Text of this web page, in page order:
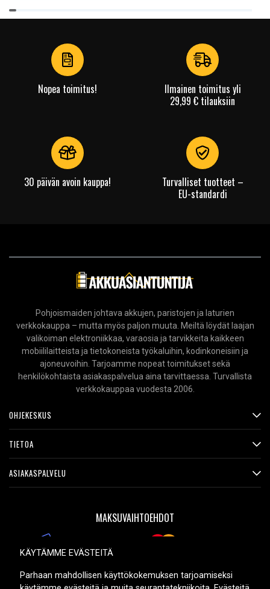
Item
1
Nopea toimitus!
Ilmainen toimitus yli
29,99 € tilauksiin
30 päivän avoin kauppa!
Turvalliset tuotteet –
EU-standardi
Pohjoismaiden johtava akkujen, paristojen ja laturien
verkkokauppa – mutta myös paljon muuta. Meiltä löydät laajan
valikoiman elektroniikkaa, varaosia ja tarvikkeita kaikkeen
mobiililaitteista ja tietokoneista työkaluihin, kodinkoneisiin ja
ajoneuvoihin. Tarjoamme nopeat toimitukset sekä
henkilökohtaista asiakaspalvelua aina tarvittaessa. Turvallista
verkkokauppaa vuodesta 2006.
OHJEKESKUS
TIETOA
ASIAKASPALVELU
MAKSUVAIHTOEHDOT
TOIMITUSVAIHTOEHDOT
KÄYTÄMME EVÄSTEITÄ
Parhaan mahdollisen käyttökokemuksen tarjoamiseksi